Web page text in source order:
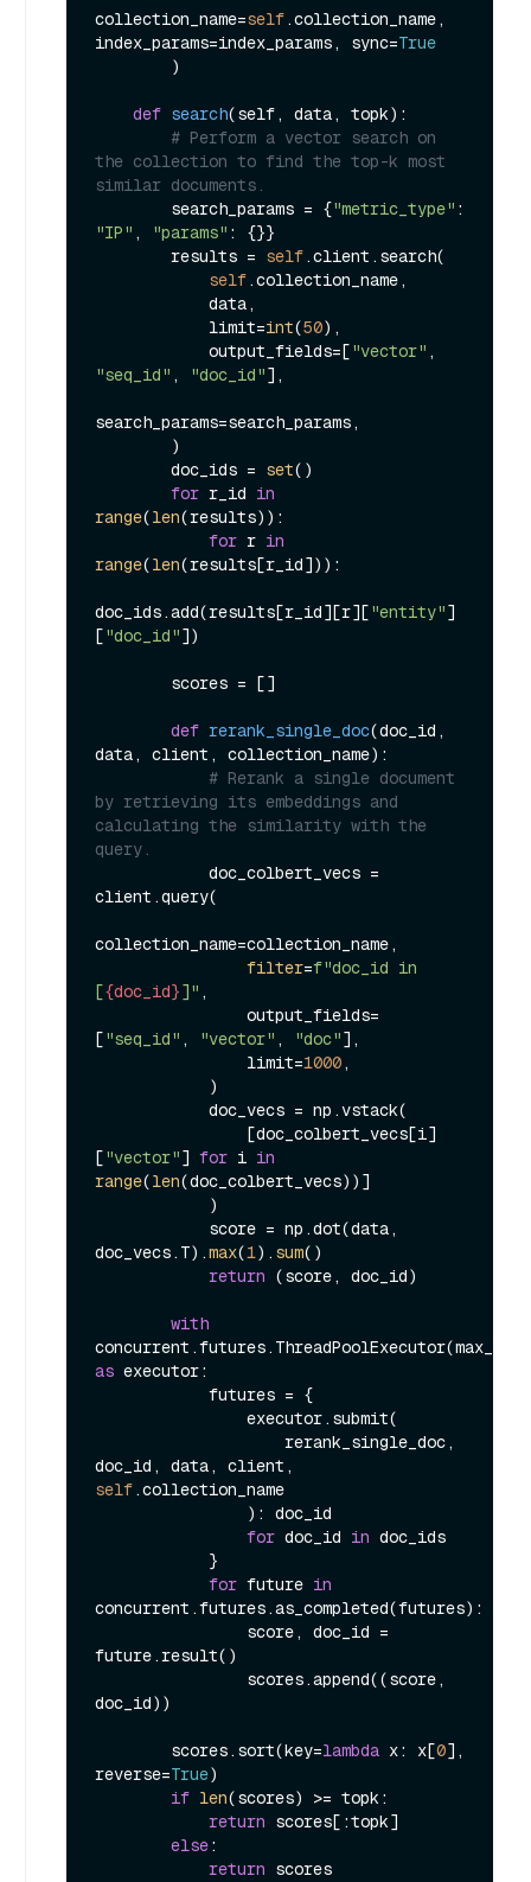
collection_name=self.collection_name,
index_params=index_params, sync=True
def search(self, data, topk):
# Perform a vector search on
the collection to find the top-k most
similar documents.
        search_params = {
"metric_type"
"IP" , "params" : {}}
        results =
self.client.search(
self.collection_name,
            limit=
int(50),
            output_fields=[
"vector"
"seq_id" , "doc_id"],
search_params=search_params,
        doc_ids =
set()
for r_id in
range(len(results)):
for r in
range(len(results[r_id])):
doc_ids.add(results[r_id][r]["entity"]
["doc_id"])
def rerank_single_doc(doc_id,
data, client, collection_name):
# Rerank a single document
by retrieving its embeddings and
calculating the similarity with the
query.
client.query(
collection_name=collection_name,
filter=f"doc_id in
[{doc_id}]" ,
["seq_id" , "vector" , "doc"],
                limit=
1000,
["vector"] for i in
range(len(doc_colbert_vecs))]
doc_vecs.T).max(1). sum()
return (score, doc_id)
with
as executor:
self.collection_name
for doc_id in doc_ids
for future in
concurrent.futures.as_completed(futures):
future.result()
doc_id))
        scores.sort(key=
lambda x: x[0],
reverse=True)
if len(scores) >= topk:
return scores[:topk]
else:
return scores